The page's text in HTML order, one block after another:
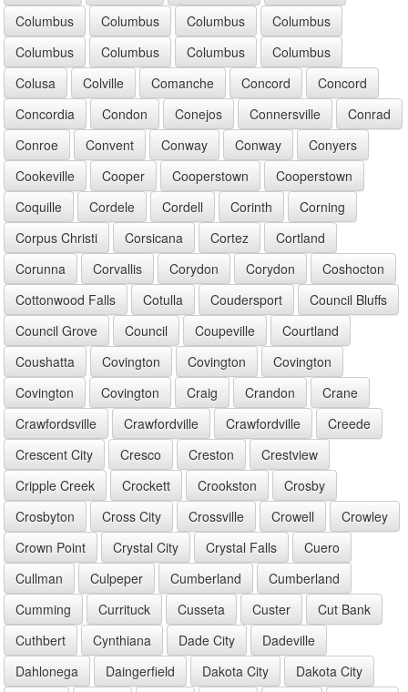
Columbus
Columbus Columbus
Columbus
Columbus
Columbus Columbus
Columbus
Colusa
Colville Comanche Concord
Concord
Concordia
Condon Conejos Connersville
Conrad
Conroe
Convent Conway Conway
Conyers
Cookeville
Cooper Cooperstown
Cooperstown
Coquille
Cordele Cordell Corinth
Corning
Corpus Christi
Corsicana Cortez
Cortland
Corunna
Corvallis Corydon Corydon
Coshocton
Cottonwood Falls
Cotulla Coudersport
Council Bluffs
Council Grove
Council Coupeville
Courtland
Coushatta
Covington Covington
Covington
Covington
Covington Craig Crandon
Crane
Crawfordsville
Crawfordville Crawfordville
Creede
Crescent City
Cresco Creston
Crestview
Cripple Creek
Crockett Crookston
Crosby
Crosbyton
Cross City Crossville Crowell
Crowley
Crown Point
Crystal City Crystal Falls
Cuero
Cullman
Culpeper Cumberland
Cumberland
Cumming
Currituck Cusseta Custer
Cut Bank
Cuthbert
Cynthiana Dade City
Dadeville
Dahlonega
Daingerfield Dakota City
Dakota City